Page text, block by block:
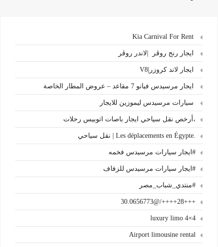
ايجار رنج روڤر |لاندر روڤر
ايجار لاند كروزر|V8
ايجار مرسيدس فيانو 7 مقاعد – عروض المطار الخاصة
سيارات مرسيدس ليموزين للايجار
،أرخص نقل سياحي ايجار باصات اتوبيس رحلات
.Les déplacements en Égypte | نقل سياحي
#ايجار سيارات مرسيدس فخمه
#ايجار سيارات مرسيدس للزفاف
#منتدي_شباب_مصر
+++28++++/@30.0656773
4×4 luxury limo
Airport limousine rental